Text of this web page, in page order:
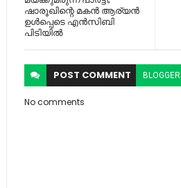
ഷാരൂഖിന്റെ മകൻ ആര്യൻ
ഉൾപ്പെടെ എൻസിബി
പിടിയിൽ
POST COMMENT BLOGGER
No comments